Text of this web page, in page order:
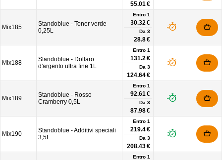
55.01 €
Mix185
Standoblue - Toner verde
0,25L
Entro 1
30.32 €
Da 3
28.8 €
Mix188
Standoblue - Dollaro
d'argento ultra fine 1L
Entro 1
131.2 €
Da 3
124.64 €
Mix189
Standoblue - Rosso
Cramberry 0,5L
Entro 1
92.61 €
Da 3
87.98 €
Mix190
Standoblue - Additivi speciali
3,5L
Entro 1
219.4 €
Da 3
208.43 €
Entro 1